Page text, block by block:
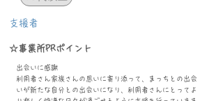
支援者
☆事業所PRポイント
出会いに感謝
利用者さん家族さんの思いに寄り添って、まっちとの出会
いが新たな自分との出会いになり、利用者さんにとってよ